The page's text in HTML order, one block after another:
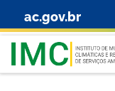
Skip to content
ac.gov.br